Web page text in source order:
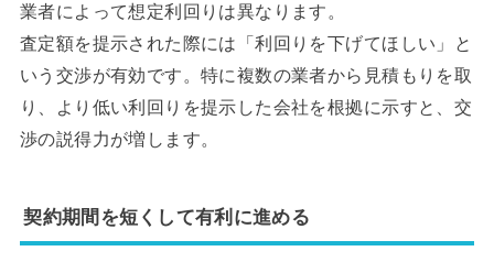
業者によって想定利回りは異なります。
査定額を提示された際には「利回りを下げてほしい」と
いう交渉が有効です。特に複数の業者から見積もりを取
り、より低い利回りを提示した会社を根拠に示すと、交
渉の説得力が増します。
契約期間を短くして有利に進める